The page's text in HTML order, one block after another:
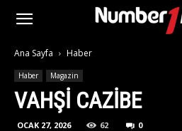
Ana Sayfa Haber
Haber Magazin
VAHŞI CAZIBE
OCAK 27, 2026 62 0